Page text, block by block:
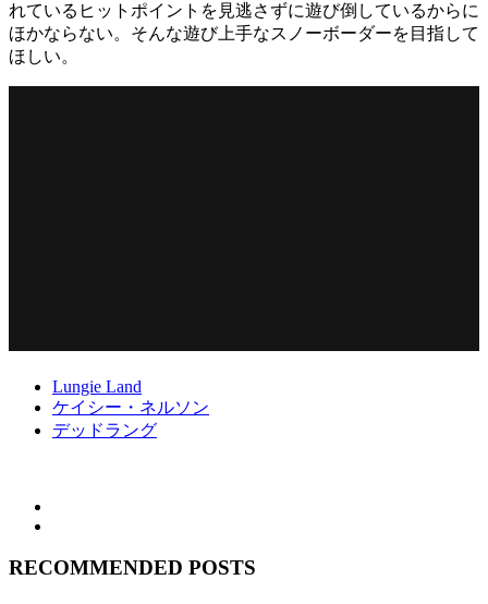
れているヒットポイントを見逃さずに遊び倒しているからに
ほかならない。そんな遊び上手なスノーボーダーを目指して
ほしい。
Lungie Land
ケイシー・ネルソン
デッドラング
RECOMMENDED POSTS